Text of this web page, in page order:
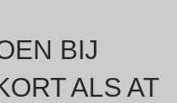
BIJ
ALS AT